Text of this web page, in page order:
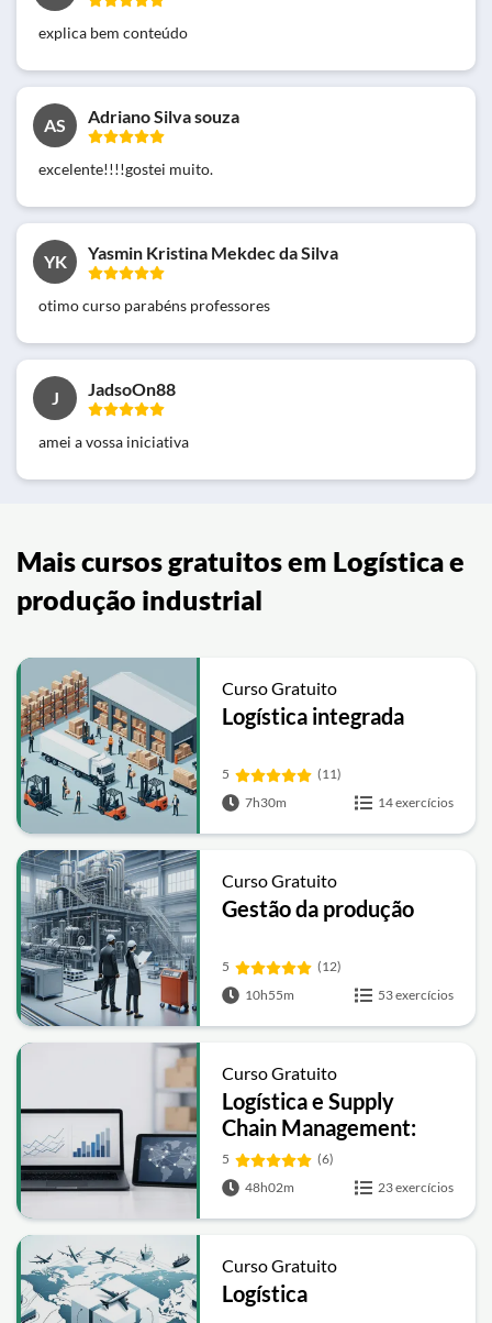
explica bem conteúdo
AS Adriano Silva souza
excelente!!!!gostei muito.
YK Yasmin Kristina Mekdec da Silva
otimo curso parabéns professores
J JadsoOn88
amei a vossa iniciativa
Mais cursos gratuitos em Logística e
produção industrial
Curso Gratuito
Logística integrada
5
(11)
7h30m
14 exercícios
Curso Gratuito
Gestão da produção
5
(12)
10h55m
53 exercícios
Curso Gratuito
Logística e Supply
Chain Management:
Previsão de Demanda,
Redes de Suprimentos
5
(6)
48h02m
23 exercícios
Curso Gratuito
Logística